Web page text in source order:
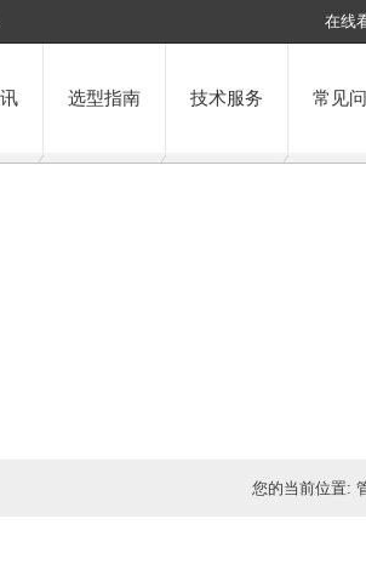
在线
选型指南 技术服务 常见
您的当前位置: